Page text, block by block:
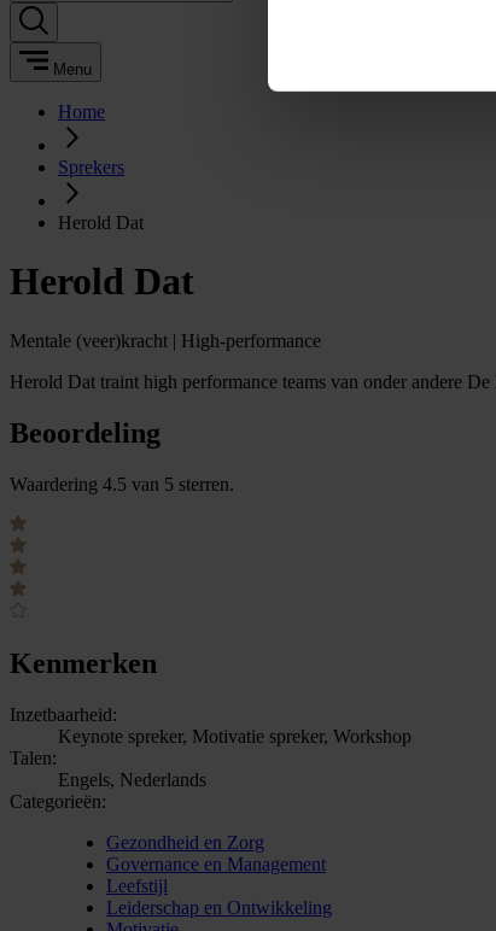
Menu
Home
Sprekers
Herold Dat
Herold Dat
Mentale (veer)kracht | High-performance
Herold Dat traint high performance teams van onder andere
Beoordeling
Waardering 4.5 van 5 sterren.
Kenmerken
Inzetbaarheid:
Keynote spreker, Motivatie spreker, Workshop
Talen:
Engels, Nederlands
Categorieën:
Gezondheid en Zorg
Governance en Management
Leefstijl
Leiderschap en Ontwikkeling